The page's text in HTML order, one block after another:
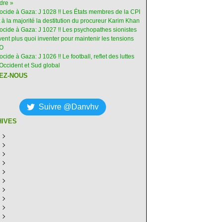
»
à Gaza: J 1028 !! Les États membres de la CPI
à la majorité la destitution du procureur Karim Khan
à Gaza: J 1027 !! Les psychopathes sionistes
plus quoi inventer pour maintenir les tensions
à Gaza: J 1026 !! Le football, reflet des luttes
et Sud global
NOUS
Suivre @Danvhv
(31)
(31)